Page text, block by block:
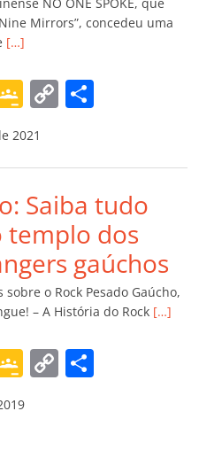
ro
o
m
Mirrors”, concedeu uma
[…]
n
G
o
o
gl
e
Cl
a
ss
ro
o
m
C
y
Li
n
k
p
ar
til
h
ar
2021
Saiba tudo
templo dos
gaúchos
o Rock Pesado Gaúcho,
– A História do Rock […]
G
o
o
C